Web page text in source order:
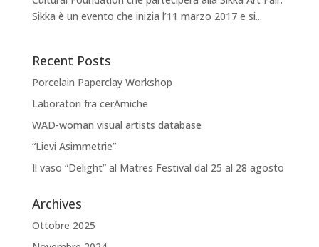
Sikka è un evento che inizia l’11 marzo 2017 e si...
Recent Posts
Porcelain Paperclay Workshop
Laboratori fra cerAmiche
WAD-woman visual artists database
“Lievi Asimmetrie”
Il vaso “Delight” al Matres Festival dal 25 al 28 agosto
Archives
Ottobre 2025